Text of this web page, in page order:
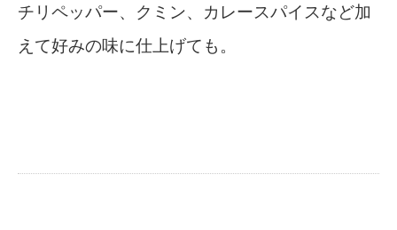
チリペッパー、クミン、カレースパイスなど加
えて好みの味に仕上げても。